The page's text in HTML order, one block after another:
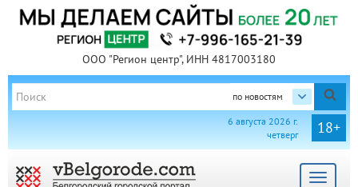
ООО "Регион центр", ИНН 4817003180
по новостям
18+
6 августа 2026 г.
четверг
Toggle